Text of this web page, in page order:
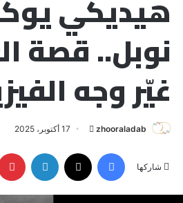
هيديكي
نوبل.. قصة
غيّر وجه
zhooraladab
س
ل
ب
17 أكتوبر، 2025
شاركها